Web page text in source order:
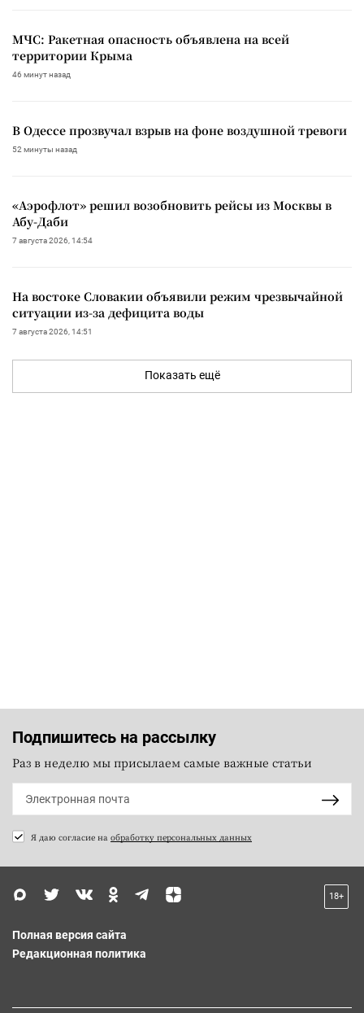
МЧС: Ракетная опасность объявлена на всей
территории Крыма
46 минут назад
В Одессе прозвучал взрыв на фоне воздушной тревоги
52 минуты назад
«Аэрофлот» решил возобновить рейсы из Москвы в
Абу-Даби
7 августа 2026, 14:54
На востоке Словакии объявили режим чрезвычайной
ситуации из-за дефицита воды
7 августа 2026, 14:51
Показать ещё
Подпишитесь на рассылку
Раз в неделю мы присылаем самые важные статьи
Я даю согласие на обработку персональных данных
18+
Полная версия сайта
Редакционная политика